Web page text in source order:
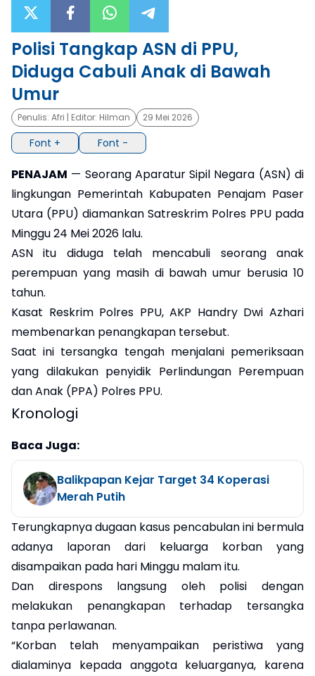
×
Polisi Tangkap ASN di PPU,
Diduga Cabuli Anak di Bawah
Umur
Penulis: Afri | Editor: Hilman 29 Mei 2026
Font + Font -
PENAJAM — Seorang Aparatur Sipil Negara (ASN) di
lingkungan Pemerintah Kabupaten Penajam Paser
Utara (PPU) diamankan Satreskrim Polres PPU pada
Minggu 24 Mei 2026 lalu.
ASN itu diduga telah mencabuli seorang anak
perempuan yang masih di bawah umur berusia 10
tahun.
Kasat Reskrim Polres PPU, AKP Handry Dwi Azhari
membenarkan penangkapan tersebut.
Saat ini tersangka tengah menjalani pemeriksaan
yang dilakukan penyidik Perlindungan Perempuan
dan Anak (PPA) Polres PPU.
Kronologi
Baca Juga:
Balikpapan Kejar Target 34 Koperasi
Merah Putih
Terungkapnya dugaan kasus pencabulan ini bermula
adanya laporan dari keluarga korban yang
disampaikan pada hari Minggu malam itu.
Dan direspons langsung oleh polisi dengan
melakukan penangkapan terhadap tersangka
tanpa perlawanan.
“Korban telah menyampaikan peristiwa yang
dialaminya kepada anggota keluarganya, karena